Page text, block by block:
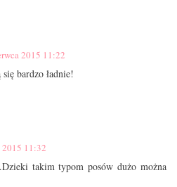
2015 11:22
bardzo ładnie!
2015 11:32
takim typom posów dużo można